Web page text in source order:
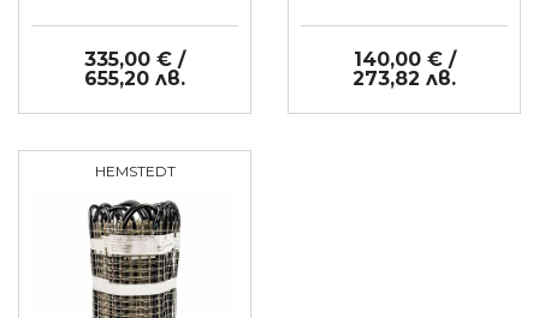
335,00 € /
655,20 лв.
140,00 € /
273,82 лв.
HEMSTEDT